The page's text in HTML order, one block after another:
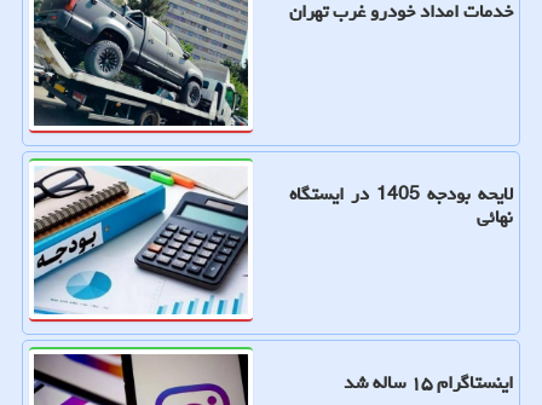
خدمات امداد خودرو غرب تهران
لایحه بودجه 1405 در ایستگاه
نهائی
اینستاگرام ۱۵ ساله شد